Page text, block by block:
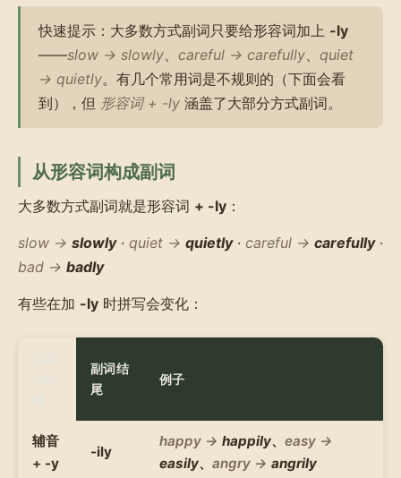
快速提示：大多数方式副词只要给形容词加上 -ly
——slow → slowly careful → carefully
quiet
→ quietly。有几个常用词是不规则的（下面会看
到），但 形容词 + -ly 涵盖了大部分方式副词。
从形容词构成副词
大多数方式副词就是形容词 + -ly ：
slow → slowly· quiet → quietly· careful → carefully·
bad → badly
有些在加 -ly 时拼写会变化：
副词结
尾
例子
辅音
+ -y
-ily
happy → happily、 easy →
easily、 angry → angrily